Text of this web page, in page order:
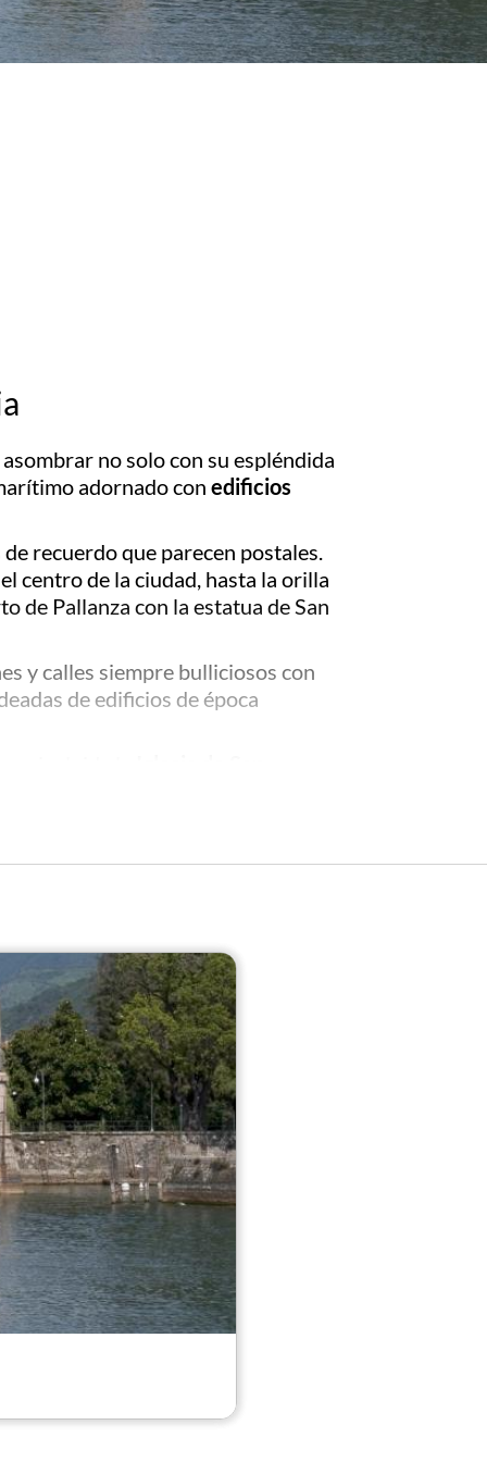
asombrar no solo con su espléndida
adornado con edificios
recuerdo que parecen postales.
centro de la ciudad, hasta la orilla
de Pallanza con la estatua de San
y calles siempre bulliciosos con
de edificios de época
Baveno, y
e inventor del famoso amargo
la ciudad, se llega a laIglesia de la
Sancta Maria de Egro.